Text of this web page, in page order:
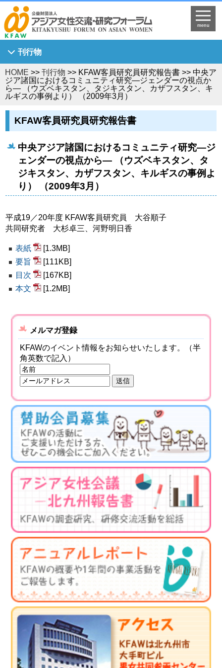
menu
刊行物
Asian Breeze
アジア女性研究
Journal of Asian Women's Studies
世界中のひまわり姫へ
HOME >> 刊行物 >> KFAW客員研究員研究報告書 >> 中央ア
ジア諸国におけるコミュニティ研究―ジェンダーの視点か
ら― （ウズベキスタン、タジキスタン、カザフスタン、キ
ルギスの事例より） （2009年3月）
KFAW客員研究員研究報告書
中央アジア諸国におけるコミュニティ研究―ジ
ェンダーの視点から― （ウズベキスタン、タ
ジキスタン、カザフスタン、キルギスの事例よ
り） （2009年3月）
平成19／20年度 KFAW客員研究員 大谷順子
共同研究者 大杉卓三、河野明日香
表紙
[1.3MB]
要旨
[111KB]
目次
[167KB]
本文
[1.2MB]
メルマガ登録
KFAWのイベント情報をお知らせいたします。（半
角英数で記入）